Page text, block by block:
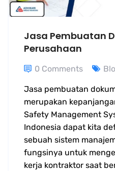
Jasa Pembuatan
Perusahaan
0 Comments
Jasa pembuatan
merupakan
Safety Management
Indonesia dapat kita
sebuah sistem
fungsinya untuk
kerja kontraktor saat